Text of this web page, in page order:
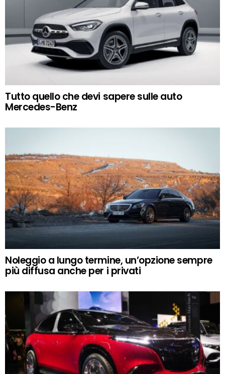
Tutto quello che devi sapere sulle auto
Mercedes-Benz
Noleggio a lungo termine, un’opzione sempre
più diffusa anche per i privati